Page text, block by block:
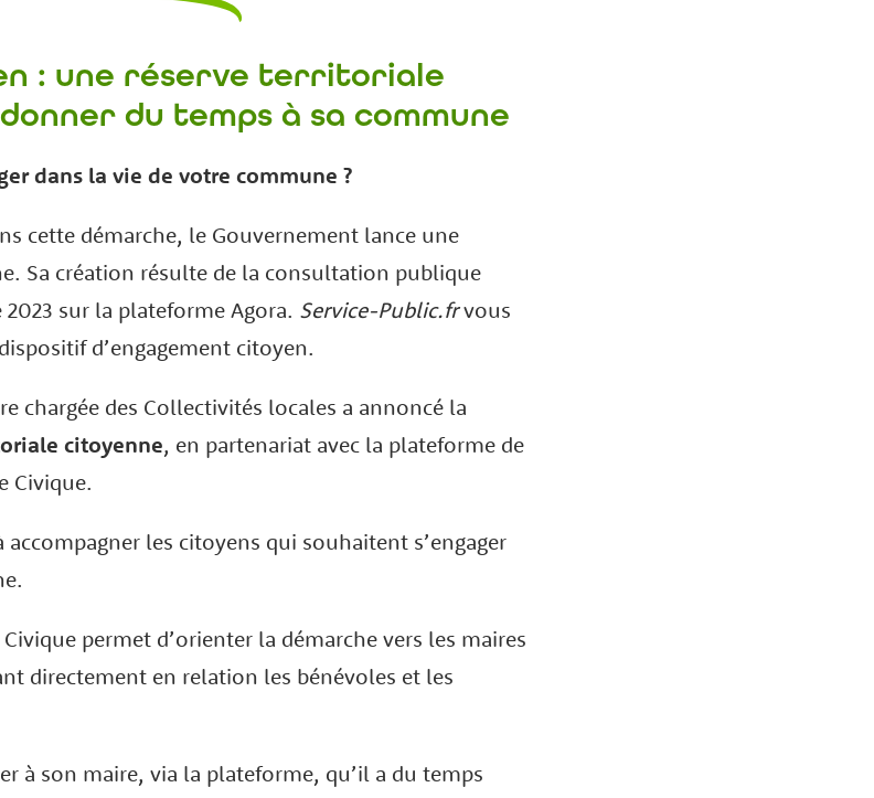
: une réserve territoriale
du temps à sa commune
dans la vie de votre commune ?
cette démarche, le Gouvernement lance une
Sa création résulte de la consultation publique
sur la plateforme Agora. Service-Public.frvous
d’engagement citoyen.
chargée des Collectivités locales a annoncé la
citoyenne, en partenariat avec la plateforme de
Civique.
les citoyens qui souhaitent s’engager
Civique permet d’orienter la démarche vers les maires
directement en relation les bénévoles et les
à son maire, via la plateforme, qu’il a du temps